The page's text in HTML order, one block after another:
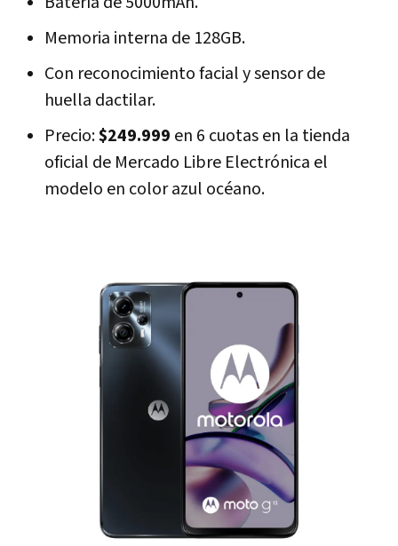
Memoria interna de 128GB.
Con reconocimiento facial y sensor de
huella dactilar.
Precio:$249.999 en 6 cuotas en la tienda
oficial de Mercado Libre Electrónica el
modelo en color azul océano.